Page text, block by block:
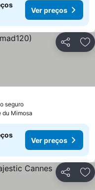
Ver preços
Partilhar
seguroVer preços
du Mimosa
Ver preços
Partilhar